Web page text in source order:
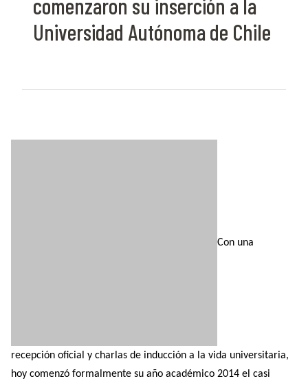
comenzaron su inserción a la
Universidad Autónoma de Chile
Con una
recepción oficial y charlas de inducción a la vida universitaria,
hoy comenzó formalmente su año académico 2014 el casi